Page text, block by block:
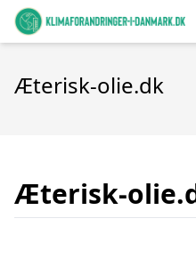
Æterisk-olie.dk
Æterisk-